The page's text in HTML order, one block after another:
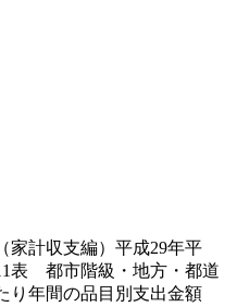
（家計収支編）平成29年平
表 都市階級・地方・都道
り年間の品目別支出金額